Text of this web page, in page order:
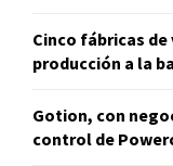
Cinco fábricas
producción a la
Gotion, con
control de